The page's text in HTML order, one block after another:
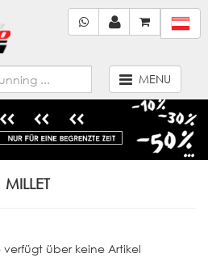
MENU
MILLET
verfügt über keine Artikel